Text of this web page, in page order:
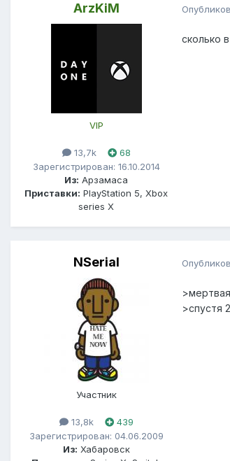
ArzKiM
VIP
13,7k
68
Зарегистрирован: 16.10.2014
Из: Арзамаса
Приставки: PlayStation 5, Xbox
series X
сколько
NSerial
Участник
13,8k
439
Зарегистрирован: 04.06.2009
Из: Хабаровск
>спустя